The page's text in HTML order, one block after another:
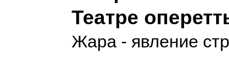
Театре
Жара - явление